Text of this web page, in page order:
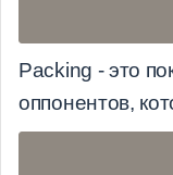
Packing - это
оппонентов,